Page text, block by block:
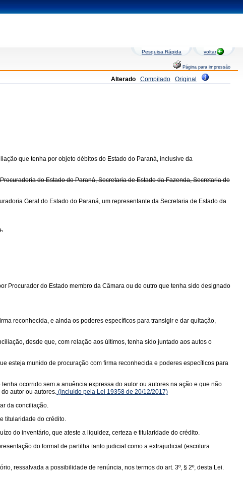
Pesquisa Rápida voltar
Página para impressão
Alterado Compilado Original
que tenha por objeto débitos do Estado do Paraná, inclusive da
do Estado do Paraná, Secretaria de Estado da Fazenda, Secretaria de
Geral do Estado do Paraná, um representante da Secretaria de Estado da
Procurador do Estado membro da Câmara ou de outro que tenha sido designado
reconhecida, e ainda os poderes específicos para transigir e dar quitação,
desde que, com relação aos últimos, tenha sido juntado aos autos o
esteja munido de procuração com firma reconhecida e poderes específicos para
ocorrido sem a anuência expressa do autor ou autores na ação e que não
autor ou autores. (Incluído pela Lei 19358 de 20/12/2017)
da conciliação.
titularidade do crédito.
do inventário, que ateste a liquidez, certeza e titularidade do crédito.
do formal de partilha tanto judicial como a extrajudicial (escritura
ressalvada a possibilidade de renúncia, nos termos do art. 3º, § 2º, desta Lei.